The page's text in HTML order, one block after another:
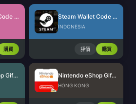
Steam Wallet Code (MYR)
購買
Steam Wallet Code (IDR)
INDONESIA
評價 購買
Nintendo eShop Gift Card (US) Nintendo eShop Gift Card (HK)
HONG KONG